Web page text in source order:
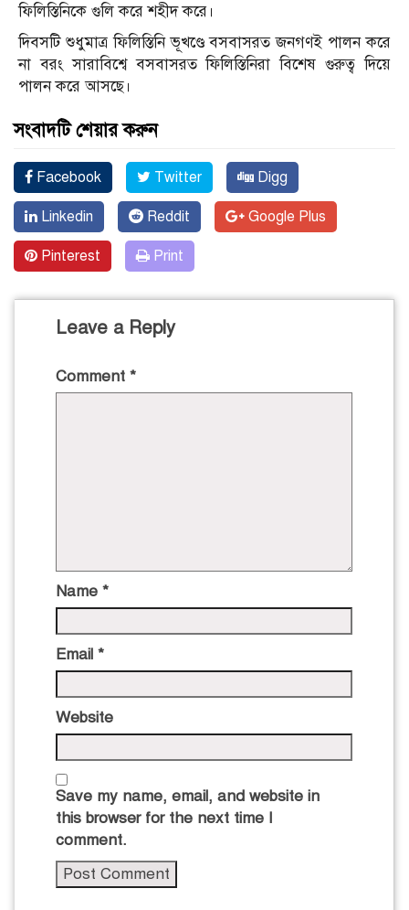
ফিলিস্তিনিকে গুলি করে শহীদ করে।
দিবসটি শুধুমাত্র ফিলিস্তিনি ভূখণ্ডে বসবাসরত জনগণই পালন করে
না বরং সারাবিশ্বে বসবাসরত ফিলিস্তিনিরা বিশেষ গুরুত্ব দিয়ে
পালন করে আসছে।
সংবাদটি শেয়ার করুন
Facebook Twitter Digg
Linkedin Reddit Google Plus
Pinterest Print
Leave a Reply
Comment *
Name *
Email *
Website
Save my name, email, and website in
this browser for the next time I
comment.